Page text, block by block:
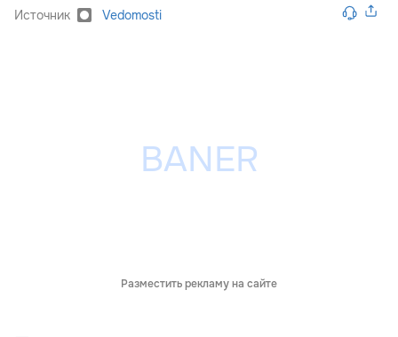
Источник Vedomosti
Разместить рекламу на сайте